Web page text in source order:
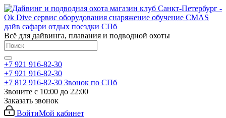
Всё для дайвинга, плавания и подводной охоты
+7 921 916-82-30
+7 921 916-82-30
+7 812 916-82-30 Звонок по СПб
Звоните с 10:00 до 22:00
Заказать звонок
ВойтиМой кабинет